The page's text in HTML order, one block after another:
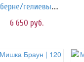
Каберне/гелиевые шары
6 650 руб.